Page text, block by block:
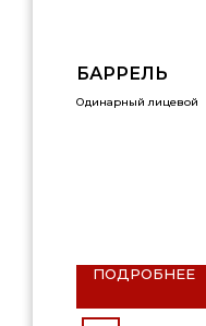
БАРРЕЛЬ
Одинарный лицевой
ПОДРОБНЕЕ